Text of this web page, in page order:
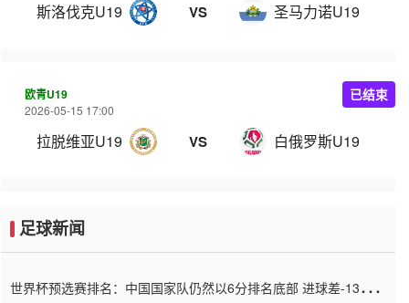
斯洛伐克U19 VS 圣马力诺U19
欧青U19
2026-05-15 17:00
拉脱维亚U19 VS 白俄罗斯U19
已结束
足球新闻
世界杯预选赛排名：中国国家队仍然以6分排名底部 进球差-13令人